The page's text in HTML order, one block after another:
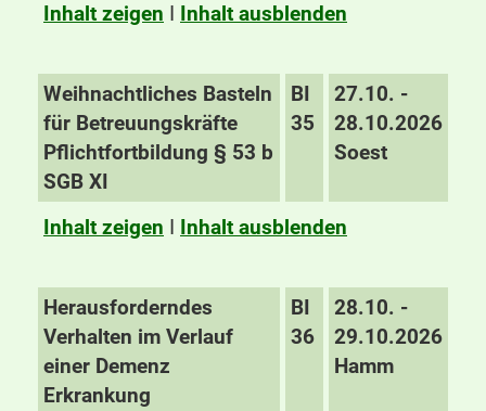
Inhalt zeigen I Inhalt ausblenden
Weihnachtliches Basteln
für Betreuungskräfte
Pflichtfortbildung § 53 b
SGB XI
BI
35
27.10. -
28.10.2026
Soest
Inhalt zeigen I Inhalt ausblenden
Herausforderndes
Verhalten im Verlauf
einer Demenz
Erkrankung
BI
36
28.10. -
29.10.2026
Hamm